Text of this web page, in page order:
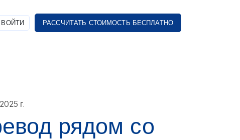
ВОЙТИ РАССЧИТАТЬ СТОИМОСТЬ БЕСПЛАТНО
г.
рядом со